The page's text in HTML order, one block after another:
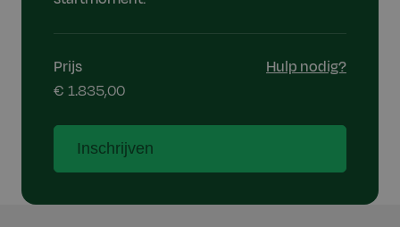
Prijs
€ 1.835,00
Hulp nodig?
Inschrijven